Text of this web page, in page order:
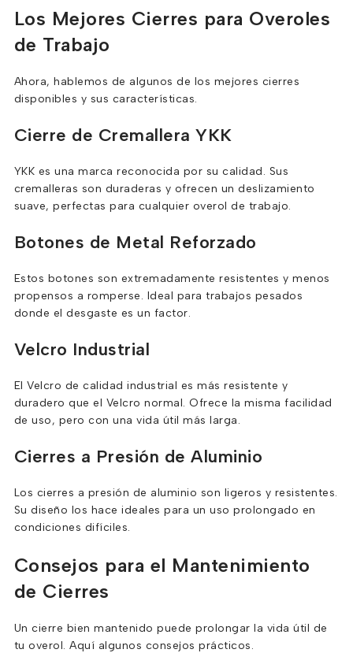
Los Mejores Cierres para Overoles
de Trabajo
Ahora, hablemos de algunos de los mejores cierres
disponibles y sus características.
Cierre de Cremallera YKK
YKK es una marca reconocida por su calidad. Sus
cremalleras son duraderas y ofrecen un deslizamiento
suave, perfectas para cualquier overol de trabajo.
Botones de Metal Reforzado
Estos botones son extremadamente resistentes y menos
propensos a romperse. Ideal para trabajos pesados
donde el desgaste es un factor.
Velcro Industrial
El Velcro de calidad industrial es más resistente y
duradero que el Velcro normal. Ofrece la misma facilidad
de uso, pero con una vida útil más larga.
Cierres a Presión de Aluminio
Los cierres a presión de aluminio son ligeros y resistentes.
Su diseño los hace ideales para un uso prolongado en
condiciones difíciles.
Consejos para el Mantenimiento
de Cierres
Un cierre bien mantenido puede prolongar la vida útil de
tu overol. Aquí algunos consejos prácticos.